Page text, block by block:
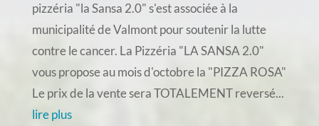
pizzéria "la Sansa 2.0" s'est associée à la
municipalité de Valmont pour soutenir la lutte
contre le cancer. La Pizzéria "LA SANSA 2.0"
vous propose au mois d'octobre la "PIZZA ROSA"
Le prix de la vente sera TOTALEMENT reversé...
lire plus